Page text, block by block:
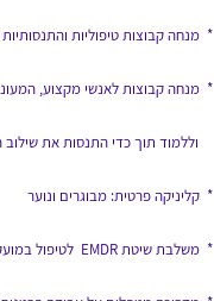
* מנחה קבוצות טיפוליות
* מנחה קבוצות לאנשי מקצוע,
וללמוד תוך כדי התנסות את שילוב
* קליניקה פרטית: מבוגרים ונוער
* משלבת שיטת EMDR לטיפול במועקות ובטראומות בעבודה הקלינית